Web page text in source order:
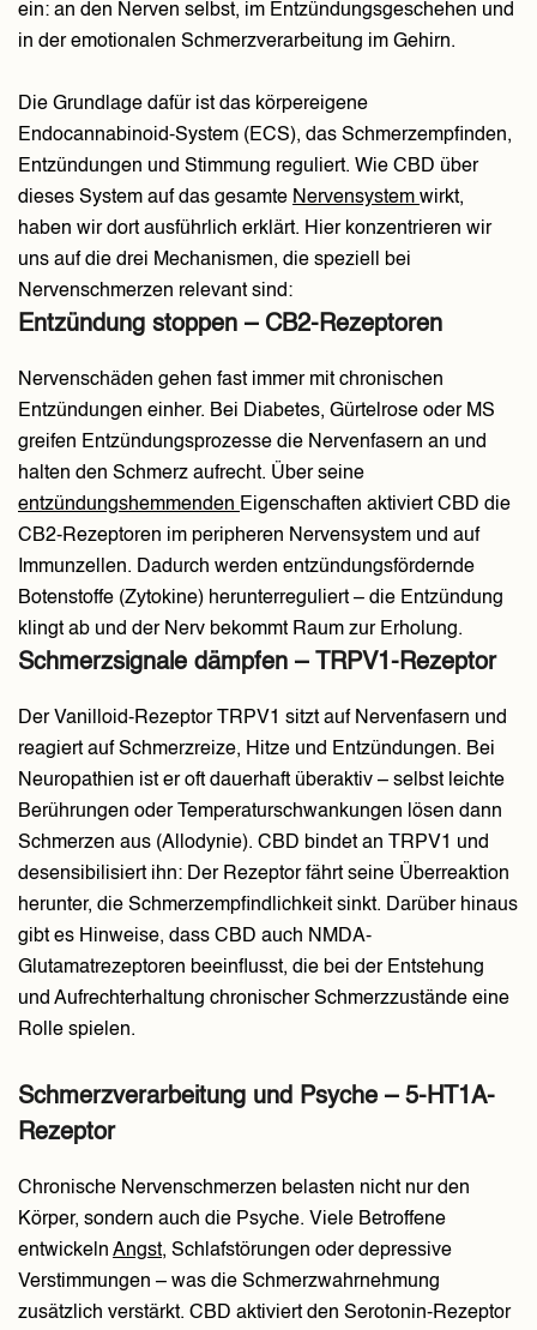
ein: an den Nerven selbst, im Entzündungsgeschehen und
in der emotionalen Schmerzverarbeitung im Gehirn.
Die Grundlage dafür ist das körpereigene
Endocannabinoid-System (ECS), das Schmerzempfinden,
Entzündungen und Stimmung reguliert. Wie CBD über
dieses System auf das gesamte Nervensystem wirkt,
haben wir dort ausführlich erklärt. Hier konzentrieren wir
uns auf die drei Mechanismen, die speziell bei
Nervenschmerzen relevant sind:
Entzündung stoppen – CB2-Rezeptoren
Nervenschäden gehen fast immer mit chronischen
Entzündungen einher. Bei Diabetes, Gürtelrose oder MS
greifen Entzündungsprozesse die Nervenfasern an und
halten den Schmerz aufrecht. Über seine
entzündungshemmenden Eigenschaften aktiviert CBD die
CB2-Rezeptoren im peripheren Nervensystem und auf
Immunzellen. Dadurch werden entzündungsfördernde
Botenstoffe (Zytokine) herunterreguliert – die Entzündung
klingt ab und der Nerv bekommt Raum zur Erholung.
Schmerzsignale dämpfen – TRPV1-Rezeptor
Der Vanilloid-Rezeptor TRPV1 sitzt auf Nervenfasern und
reagiert auf Schmerzreize, Hitze und Entzündungen. Bei
Neuropathien ist er oft dauerhaft überaktiv – selbst leichte
Berührungen oder Temperaturschwankungen lösen dann
Schmerzen aus (Allodynie). CBD bindet an TRPV1 und
desensibilisiert ihn: Der Rezeptor fährt seine Überreaktion
herunter, die Schmerzempfindlichkeit sinkt. Darüber hinaus
gibt es Hinweise, dass CBD auch NMDA-
Glutamatrezeptoren beeinflusst, die bei der Entstehung
und Aufrechterhaltung chronischer Schmerzzustände eine
Rolle spielen.
Schmerzverarbeitung und Psyche – 5-HT1A-
Rezeptor
Chronische Nervenschmerzen belasten nicht nur den
Körper, sondern auch die Psyche. Viele Betroffene
entwickeln Angst, Schlafstörungen oder depressive
Verstimmungen – was die Schmerzwahrnehmung
zusätzlich verstärkt. CBD aktiviert den Serotonin-Rezeptor